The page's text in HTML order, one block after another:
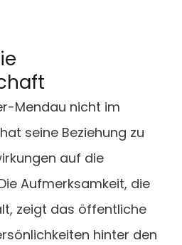
Mendau nicht im
seine Beziehung zu
auf die
Aufmerksamkeit, die
zeigt das öffentliche
hinter den